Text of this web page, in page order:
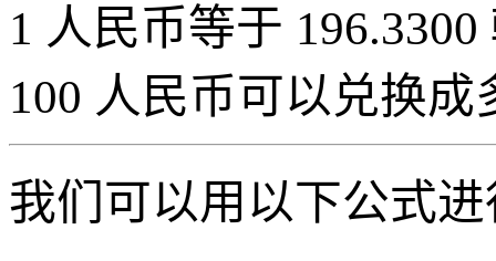
1 人民币等于
100 人民币可以兑换成
我们可以用以下公式